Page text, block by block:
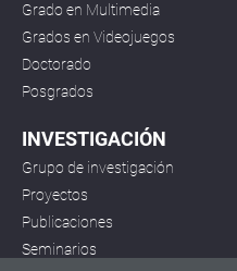
Grado en Multimedia
Grados en Videojuegos
Doctorado
Posgrados
INVESTIGACIÓN
Grupo de investigación
Proyectos
Publicaciones
Seminarios